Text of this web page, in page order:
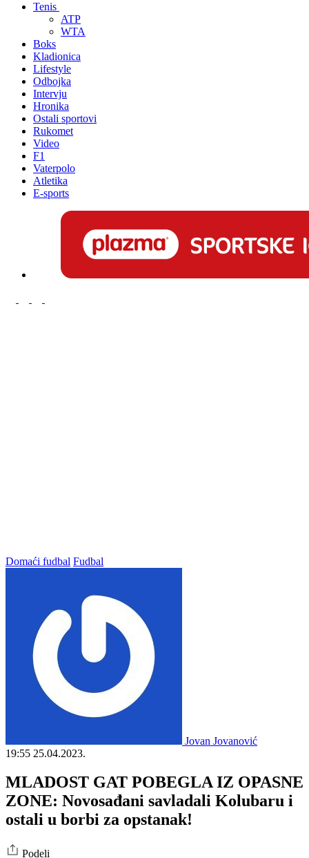
Tenis
ATP
WTA
Boks
Kladionica
Lifestyle
Odbojka
Intervju
Hronika
Ostali sportovi
Rukomet
Video
F1
Vaterpolo
Atletika
E-sports
Domaći fudbal Fudbal
Jovan Jovanović
19:55 25.04.2023.
MLADOST GAT POBEGLA IZ OPASNE
ZONE: Novosađani savladali Kolubaru i
ostali u borbi za opstanak!
Podeli